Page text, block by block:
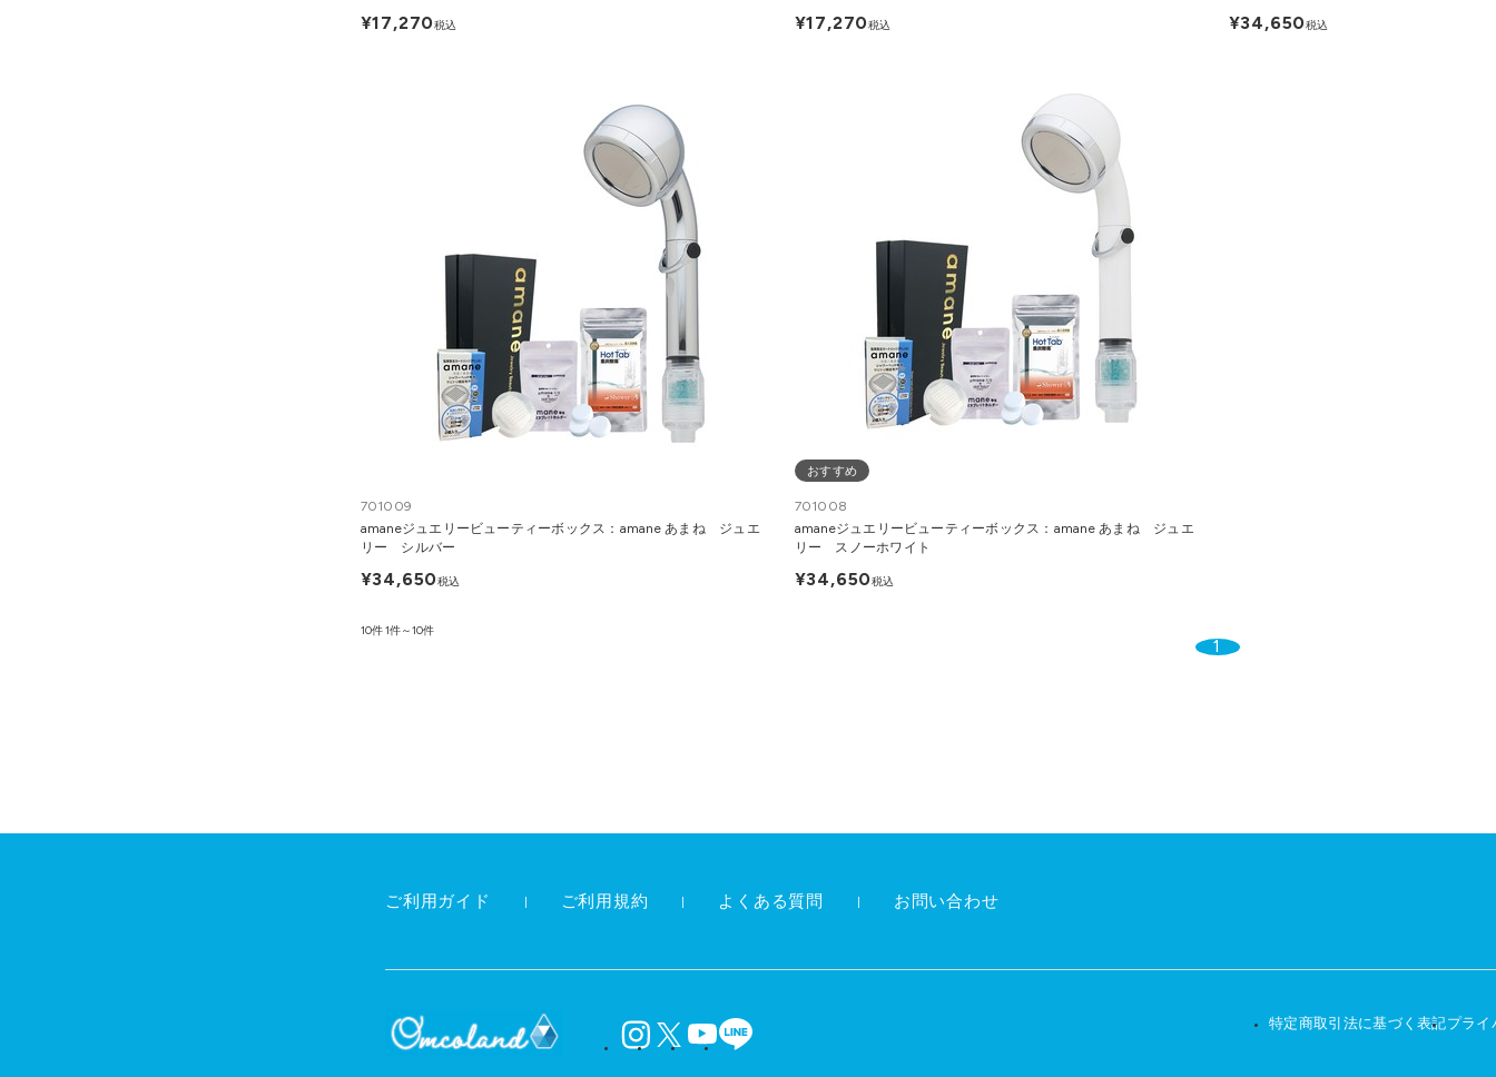
¥17,270税込 ¥17,270税込 ¥34,650税込
701009
amaneジュエリービューティーボックス：amane あまね ジュエ
リー シルバー
¥34,650税込
おすすめ
701008
amaneジュエリービューティーボックス：amane あまね ジュエ
リー スノーホワイト
¥34,650税込
10件1件～10件
1
ご利用ガイド ご利用規約 よくある質問 お問い合わせ
instagram
X YouTubeLINE 特定商取引法に基づく表記プライ